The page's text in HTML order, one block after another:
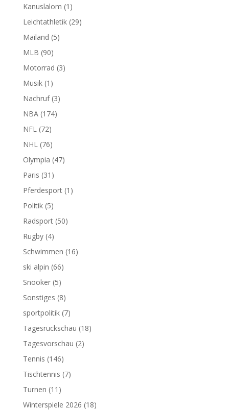
Kanuslalom (1)
Leichtathletik(29)
Mailand (5)
MLB (90)
Motorrad (3)
Musik(1)
Nachruf(3)
NBA(174)
NFL(72)
NHL(76)
Olympia (47)
Paris (31)
Pferdesport(1)
Politik(5)
Radsport(50)
Rugby(4)
Schwimmen (16)
ski alpin (66)
Snooker(5)
Sonstiges (8)
sportpolitik(7)
Tagesrückschau (18)
Tagesvorschau (2)
Tennis (146)
Tischtennis (7)
Turnen (11)
Winterspiele 2026 (18)